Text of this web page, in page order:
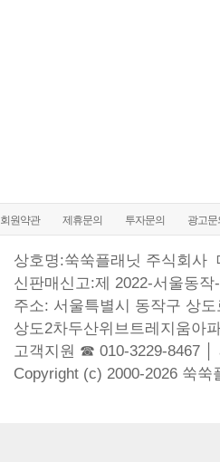
회원약관 제휴문의 투자문의 광고문
상호명:쑥쑥플래닛 주식회사
신판매신고:제 2022-서울동작
주소: 서울특별시 동작구 상
상도2차두산위브트레지움아
고객지원 ☎ 010-3229-8467 │
Copyright (c) 2000-2026 쑥